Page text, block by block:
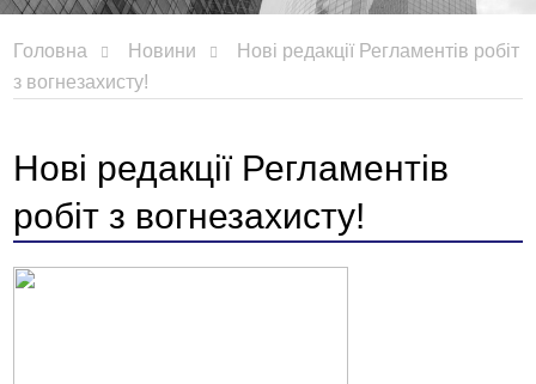
Головна Новини
Нові редакції Регламентів робіт
з вогнезахисту!
Нові редакції Регламентів
робіт з вогнезахисту!